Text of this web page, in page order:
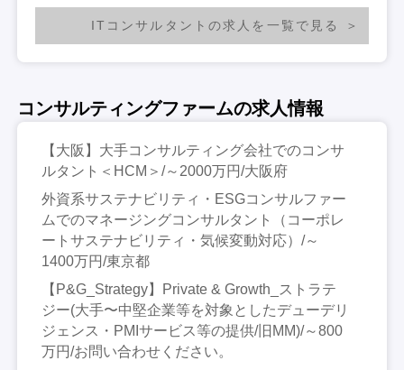
ITコンサルタントの求人を一覧で見る
コンサルティングファームの求人情報
【大阪】大手コンサルティング会社でのコンサ
ルタント＜HCM＞/～2000万円/大阪府
外資系サステナビリティ・ESGコンサルファー
ムでのマネージングコンサルタント（コーポレ
ートサステナビリティ・気候変動対応）/～
1400万円/東京都
【P&G_Strategy】Private & Growth_ストラテ
ジー(大手〜中堅企業等を対象としたデューデリ
ジェンス・PMIサービス等の提供/旧MM)/～800
万円/お問い合わせください。